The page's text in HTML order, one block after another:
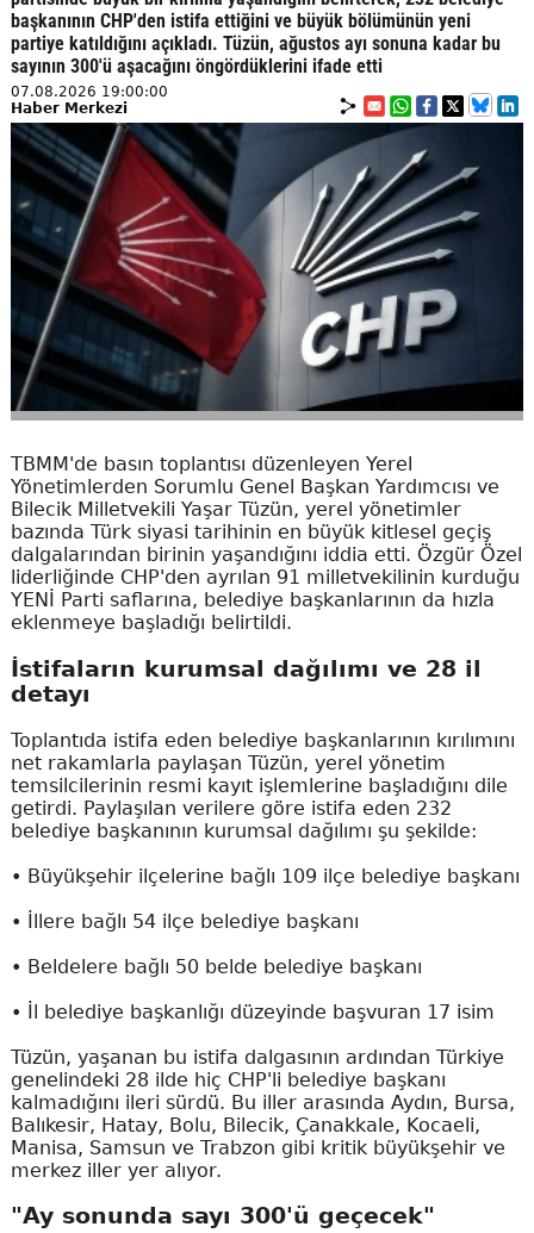
başkanının CHP'den istifa ettiğini ve büyük bölümünün yeni
partiye katıldığını açıkladı. Tüzün, ağustos ayı sonuna kadar bu
sayının 300'ü aşacağını öngördüklerini ifade etti
07.08.2026 19:00:00
Haber Merkezi
TBMM'de basın toplantısı düzenleyen Yerel
Yönetimlerden Sorumlu Genel Başkan Yardımcısı ve
Bilecik Milletvekili Yaşar Tüzün, yerel yönetimler
bazında Türk siyasi tarihinin en büyük kitlesel geçiş
dalgalarından birinin yaşandığını iddia etti. Özgür Özel
liderliğinde CHP'den ayrılan 91 milletvekilinin kurduğu
YENİ Parti saflarına, belediye başkanlarının da hızla
eklenmeye başladığı belirtildi.
İstifaların kurumsal dağılımı ve 28 il
detayı
Toplantıda istifa eden belediye başkanlarının kırılımını
net rakamlarla paylaşan Tüzün, yerel yönetim
temsilcilerinin resmi kayıt işlemlerine başladığını dile
getirdi. Paylaşılan verilere göre istifa eden 232
belediye başkanının kurumsal dağılımı şu şekilde:
• Büyükşehir ilçelerine bağlı 109 ilçe belediye başkanı
• İllere bağlı 54 ilçe belediye başkanı
• Beldelere bağlı 50 belde belediye başkanı
• İl belediye başkanlığı düzeyinde başvuran 17 isim
Tüzün, yaşanan bu istifa dalgasının ardından Türkiye
genelindeki 28 ilde hiç CHP'li belediye başkanı
kalmadığını ileri sürdü. Bu iller arasında Aydın, Bursa,
Balıkesir, Hatay, Bolu, Bilecik, Çanakkale, Kocaeli,
Manisa, Samsun ve Trabzon gibi kritik büyükşehir ve
merkez iller yer alıyor.
"Ay sonunda sayı 300'ü geçecek"